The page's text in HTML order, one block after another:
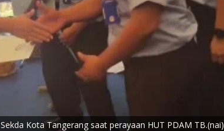
Sekda Kota Tangerang saat perayaan HUT PDAM TB.(nai)